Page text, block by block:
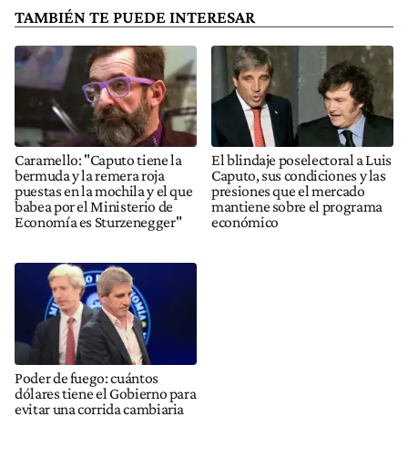
TAMBIÉN TE PUEDE INTERESAR
Caramello: "Caputo tiene la
bermuda y la remera roja
puestas en la mochila y el que
babea por el Ministerio de
Economía es Sturzenegger"
El blindaje poselectoral a Luis
Caputo, sus condiciones y las
presiones que el mercado
mantiene sobre el programa
económico
Poder de fuego: cuántos
dólares tiene el Gobierno para
evitar una corrida cambiaria